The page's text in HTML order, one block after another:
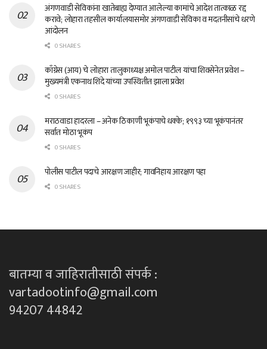
अंगणवाडी सेविकांना खातेबाह्य देण्यात आलेल्या कामांचे आदेश तात्काळ रद्द
करावे; लोहारा तहसील कार्यालयासमोर अंगणवाडी सेविका व मदतनीसांचे धरणे
आंदोलन
0 SHARES
काँग्रेस (आय) चे लोहारा तालुकाध्यक्ष अमोल पाटील यांचा शिवसेनेत प्रवेश –
मुख्यमंत्री एकनाथ शिंदे यांच्या उपस्थितीत झाला प्रवेश
0 SHARES
मराठवाडा हादरला – अनेक ठिकाणी भूकंपाचे धक्के; १९९३ च्या भूकंपानंतर
सर्वात मोठा भूकंप
0 SHARES
पोलीस पाटील पदाचे आरक्षण जाहीर; गावनिहाय आरक्षण पहा
0 SHARES
बातम्या व जाहिरातीसाठी संपर्क :
vartadootinfo@gmail.com
94207 44842